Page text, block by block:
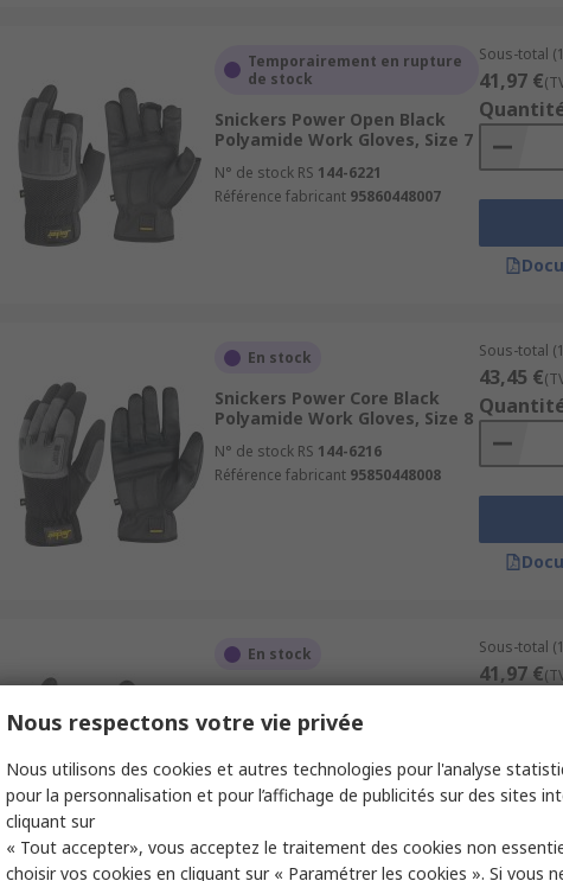
Temporairement en rupture
de stock
Snickers Power Open Black
Polyamide Work Gloves, Size 7
N° de stock RS 144-6221
Référence fabricant 95860448007
Sous-total
41,97 €
En stock
Snickers Power Core Black
Polyamide Work Gloves, Size 8
N° de stock RS 144-6216
Référence fabricant 95850448008
Sous-total
43,45 €
En stock
Polyamide Work Gloves, Size 8
Référence fabricant95860448008
Sous-total
41,97 €
Nous respectons votre vie privée
Nous utilisons des cookies et autres technologies pour l'analyse
pour la personnalisation et pour l’affichage de publicités sur des sites
cliquant sur
« Tout accepter», vous acceptez le traitement des cookies non
choisir vos cookies en cliquant sur « Paramétrer les cookies ». Si vous